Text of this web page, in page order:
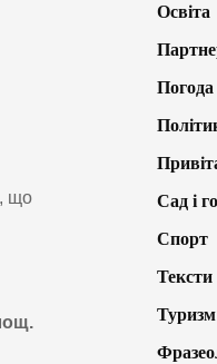
що
Освіта
Погода
Сад і
Спорт
Тексти
Туризм